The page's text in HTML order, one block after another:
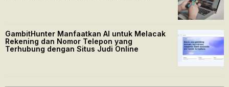
GambitHunter Manfaatkan AI untuk Melacak
Rekening dan Nomor Telepon yang
Terhubung dengan Situs Judi Online